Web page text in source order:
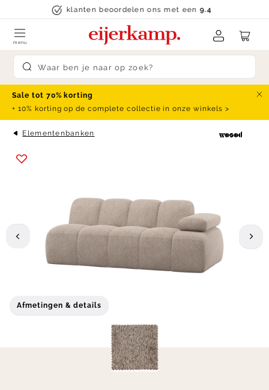
Skip to contentklanten beoordelen ons met een9.4
Submit search
menu
Sale tot 70% korting
+ 10% korting op de complete collectie in onze winkels >
Elementenbanken
Afmetingen & details